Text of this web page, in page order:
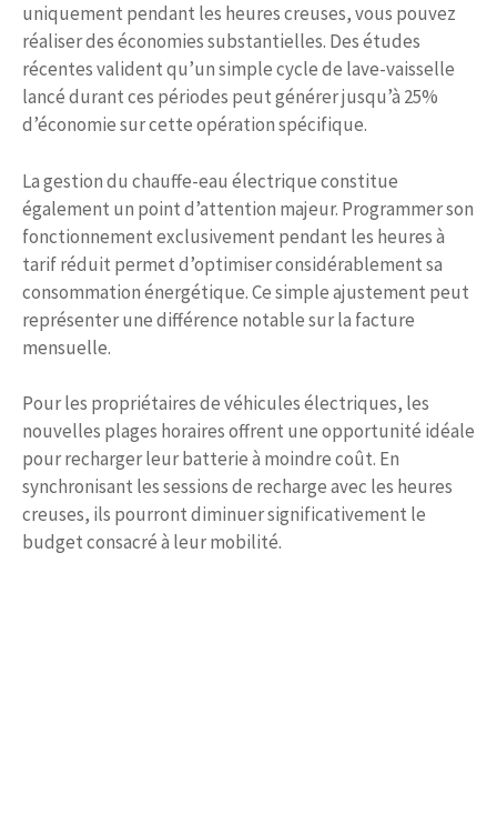
uniquement pendant les heures creuses, vous pouvez
réaliser des économies substantielles. Des études
récentes valident qu’un simple cycle de lave-vaisselle
lancé durant ces périodes peut générer jusqu’à 25%
d’économie sur cette opération spécifique.
La gestion du chauffe-eau électrique constitue
également un point d’attention majeur. Programmer son
fonctionnement exclusivement pendant les heures à
tarif réduit permet d’optimiser considérablement sa
consommation énergétique. Ce simple ajustement peut
représenter une différence notable sur la facture
mensuelle.
Pour les propriétaires de véhicules électriques, les
nouvelles plages horaires offrent une opportunité idéale
pour recharger leur batterie à moindre coût. En
synchronisant les sessions de recharge avec les heures
creuses, ils pourront diminuer significativement le
budget consacré à leur mobilité.